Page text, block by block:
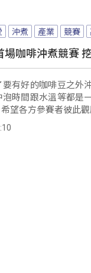
沖煮 產業 競賽
咖啡沖煮競賽
有好的咖啡豆之外
時間跟水溫等都是
望各方參賽者彼此